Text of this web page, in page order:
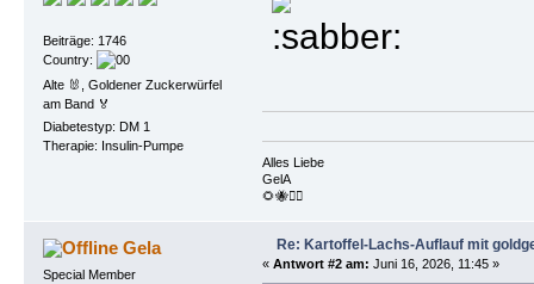
Beiträge: 1746
Country:
Alte 🐰, Goldener Zuckerwürfel
am Band 🏅
Diabetestyp: DM 1
Therapie: Insulin-Pumpe
Alles Liebe
GelA
🌻🐝🏴‍☠️
Gela
Special Member
Re: Kartoffel-Lachs-Auflauf mit
« Antwort #2 am: Juni 16, 2026, 11:45 »